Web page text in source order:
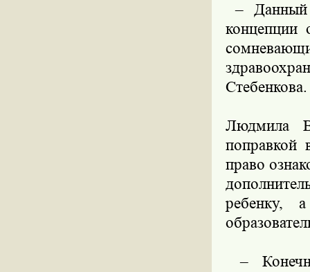
– Данный
концепции
Стебенкова.
Людмила
поправкой
право
ребенку,
–